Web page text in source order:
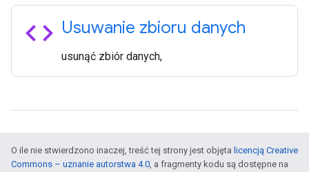
code Usuwanie zbioru danych
usunąć zbiór danych,
O ile nie stwierdzono inaczej, treść tej strony jest objęta licencją Creative
Commons – uznanie autorstwa 4.0, a fragmenty kodu są dostępne na